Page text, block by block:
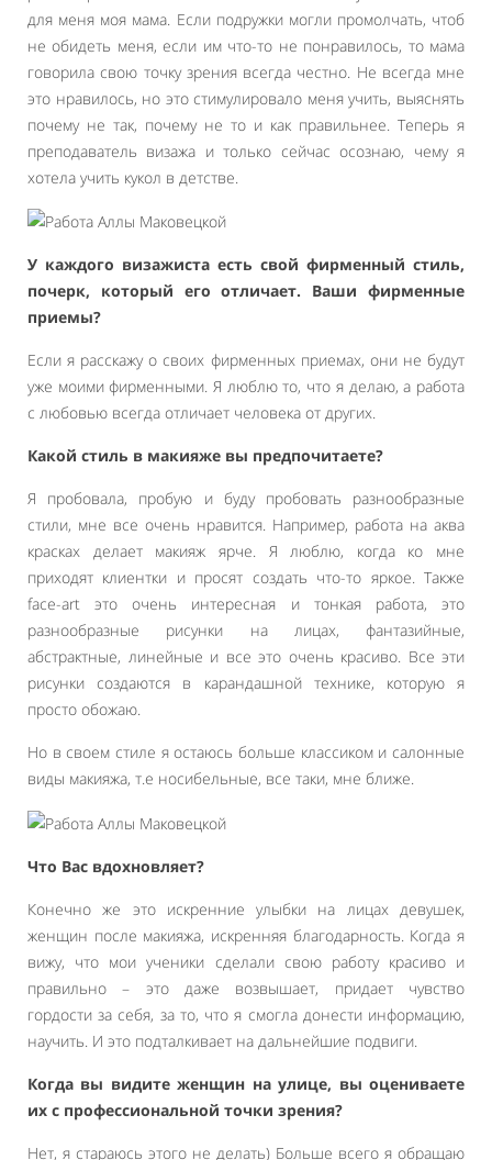
для меня моя мама. Если подружки могли промолчать, чтоб
не обидеть меня, если им что-то не понравилось, то мама
говорила свою точку зрения всегда честно. Не всегда мне
это нравилось, но это стимулировало меня учить, выяснять
почему не так, почему не то и как правильнее. Теперь я
преподаватель визажа и только сейчас осознаю, чему я
хотела учить кукол в детстве.
У каждого визажиста есть свой фирменный стиль,
почерк, который его отличает. Ваши фирменные
приемы?
Если я расскажу о своих фирменных приемах, они не будут
уже моими фирменными. Я люблю то, что я делаю, а работа
с любовью всегда отличает человека от других.
Какой стиль в макияже вы предпочитаете?
Я пробовала, пробую и буду пробовать разнообразные
стили, мне все очень нравится. Например, работа на аква
красках делает макияж ярче. Я люблю, когда ко мне
приходят клиентки и просят создать что-то яркое. Также
face-art это очень интересная и тонкая работа, это
разнообразные рисунки на лицах, фантазийные,
абстрактные, линейные и все это очень красиво. Все эти
рисунки создаются в карандашной технике, которую я
просто обожаю.
Но в своем стиле я остаюсь больше классиком и салонные
виды макияжа, т.е носибельные, все таки, мне ближе.
Что Вас вдохновляет?
Конечно же это искренние улыбки на лицах девушек,
женщин после макияжа, искренняя благодарность. Когда я
вижу, что мои ученики сделали свою работу красиво и
правильно – это даже возвышает, придает чувство
гордости за себя, за то, что я смогла донести информацию,
научить. И это подталкивает на дальнейшие подвиги.
Когда вы видите женщин на улице, вы оцениваете
их с профессиональной точки зрения?
Нет, я стараюсь этого не делать) Больше всего я обращаю